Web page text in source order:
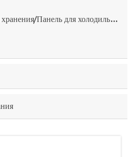
Холодильная камера хранения/Панель для холодильной камеры